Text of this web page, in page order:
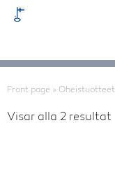
Front page » Oheistuotteet
Visar alla 2 resultat